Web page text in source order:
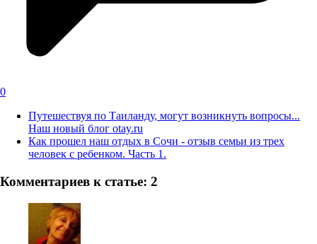
0
Путешествуя по Таиланду, могут возникнуть вопросы...
Наш новый блог otay.ru
Как прошел наш отдых в Сочи - отзыв семьи из трех
человек с ребенком. Часть 1.
Комментариев к статье: 2